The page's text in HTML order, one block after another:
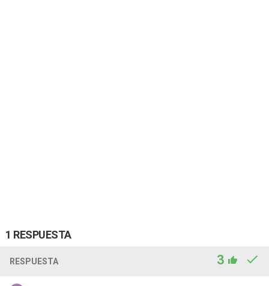
1 RESPUESTA
RESPUESTA 3